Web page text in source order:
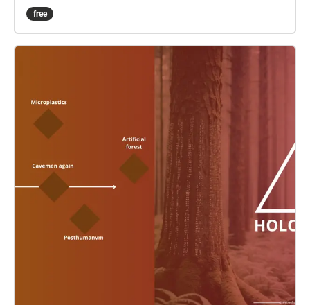
książki naukowej litewskiej Czerwonej Księgi (Red
Data Book), która zbiera zagrożone gatunki zwierząt,
zwierzętach - usunęła z niej także wszystkie
przedstawienia wizualne i wyeksponowała takie
cechy jak: sposób poruszania się, odżywiania,
miejscach występowania danego gatunku. Dodała
również własną kategorię – stopień
niebezpieczeństwa danego gatunku. Swoją wnikliwą
i analityczną pracą nad tekstem czerwonej księgi
artystka chciała zwrócić uwagę na cechę ludzką
jaką jest potrzebę katalogowania i kontrolowania
natury. Artystka gra z tekstem i sprawdza czujność
świata nauki – wprowadzając jeden gatunek…
totalnie przez nią wymyślony! Interdyscyplinarnym
rozwinięciem tej pracy jest działanie, w którym opisy
zwierząt są intepretowane dźwiękowo przez
czytelników nowej Czerwonej Księgi. Na stronie
free